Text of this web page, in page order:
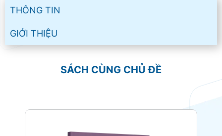
THÔNG TIN
GIỚI THIỆU
SÁCH CÙNG CHỦ ĐỀ